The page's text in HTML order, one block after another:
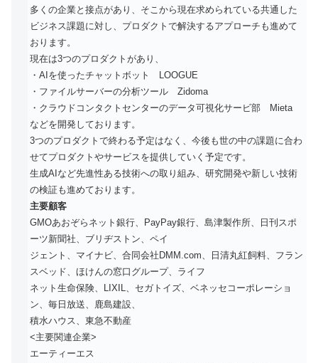
多くの企業と接点があり、そこから現在求められている共通した
ビジネス課題に対し、プロダクトで解決するアプローチも進めて
おります。
現在は3つのプロダクトがあり、
・AIを使ったチャットボット LOOGUE
・ファイルサーバーの分析ツール Zidoma
・クラウドコンタクトセンターのデータ可視化サービ部 Mieta
などを開発しております。
3つのプロダクトで終わる予定はなく、今後も世の中の課題に合わ
せてプロダクトやサービスを提供していく予定です。
生成AIなど先進性ある技術への取り組み、研究開発や新しい技術
の検証も進めております。
主要顧客
GMOあおぞらネット銀行、PayPay銀行、島津製作所、日刊スポ
ーツ新聞社、ブリヂストン、ペイ
ジェント、マイナビ、合同会社DMM.com、日清丸紅飼料、フラン
スベッド、ほけんの窓口グループ、ライフ
ネット生命保険、LIXIL、セガトイズ、ベネッセコーポレーショ
ン、毎日放送、鹿島建設、
積水ハウス、東急不動産
<主要関連企業>
エーティーエス